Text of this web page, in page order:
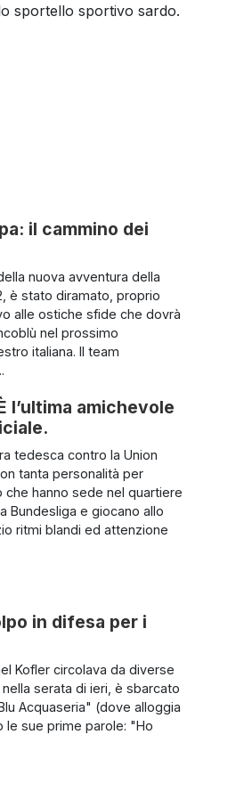
sportello sportivo sardo.
il cammino dei
nuova avventura della
è stato diramato, proprio
alle ostiche sfide che dovrà
nel prossimo
italiana. Il team
l’ultima amichevole
tedesca contro la Union
tanta personalità per
hanno sede nel quartiere
Bundesliga e giocano allo
ritmi blandi ed attenzione
in difesa per i
Kofler circolava da diverse
serata di ieri, è sbarcato
Acquaseria" (dove alloggia
le sue prime parole: "Ho